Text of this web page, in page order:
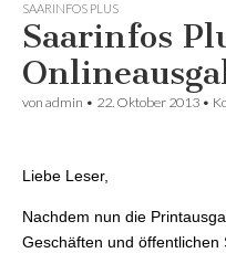
SAARINFOS PLUS
Saarinfos
von admin • 22. Oktober 2013 •
Liebe Leser,
Nachdem nun die
Geschäften und öffentlichen